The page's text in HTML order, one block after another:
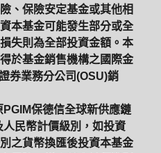
、保險安定基金或其他相
本基金可能發生部分或全
失則為全部投資金額。本
於基金銷售機構之國際金
券業務分公司(OSU)銷
保德信全球新供應鏈
民幣計價級別，如投資
之貨幣換匯後投資本基金